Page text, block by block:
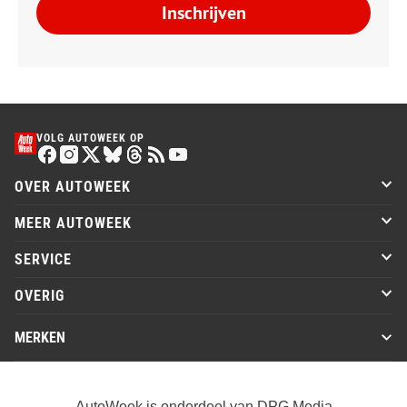
Inschrijven
VOLG AUTOWEEK OP
OVER AUTOWEEK
MEER AUTOWEEK
SERVICE
OVERIG
MERKEN